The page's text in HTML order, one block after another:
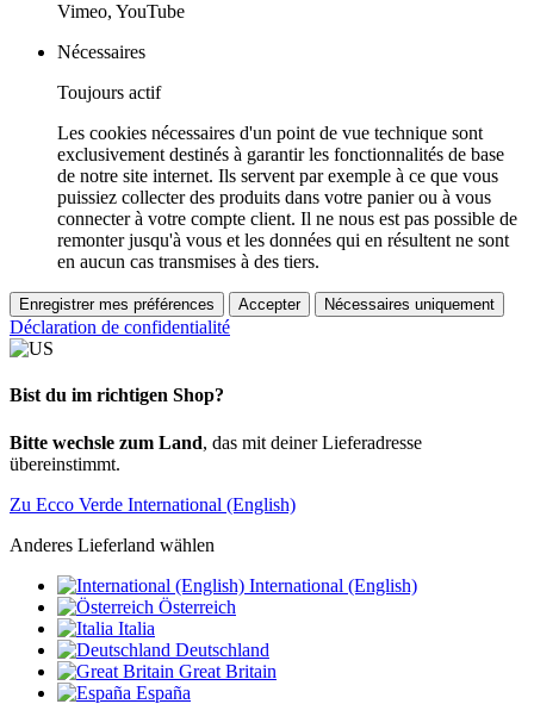
Vimeo, YouTube
Nécessaires
Toujours actif
Les cookies nécessaires d'un point de vue technique sont
exclusivement destinés à garantir les fonctionnalités de base
de notre site internet. Ils servent par exemple à ce que vous
puissiez collecter des produits dans votre panier ou à vous
connecter à votre compte client. Il ne nous est pas possible de
remonter jusqu'à vous et les données qui en résultent ne sont
en aucun cas transmises à des tiers.
Enregistrer mes préférences Accepter Nécessaires uniquement
Déclaration de confidentialité
Bist du im richtigen Shop?
Bitte wechsle zum Land, das mit deiner Lieferadresse
übereinstimmt.
Zu Ecco Verde International (English)
Anderes Lieferland wählen
International (English)
Österreich
Italia
Deutschland
Great Britain
España